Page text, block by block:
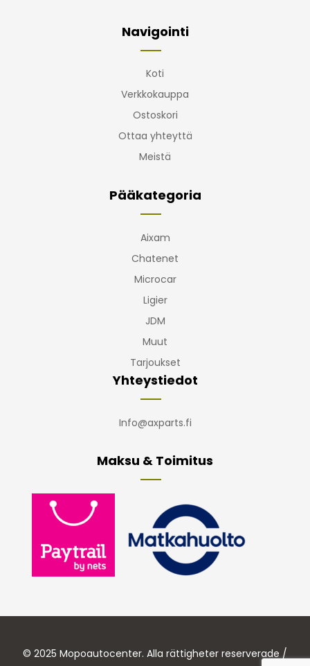
Navigointi
Koti
Verkkokauppa
Ostoskori
Ottaa yhteyttä
Meistä
Pääkategoria
Aixam
Chatenet
Microcar
Ligier
JDM
Muut
Tarjoukset
Yhteystiedot
Info@axparts.fi
Maksu & Toimitus
© 2025 Mopoautocenter. Alla rättigheter reserverade /